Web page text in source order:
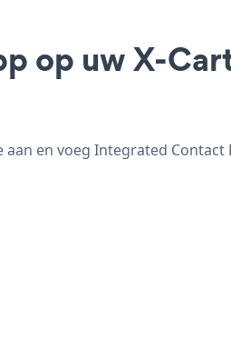
op uw X-
en voeg Integrated Contact